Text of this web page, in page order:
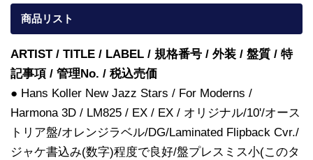
商品リスト
ARTIST / TITLE / LABEL / 規格番号 / 外装 / 盤質 / 特
記事項 / 管理No. / 税込売価
● Hans Koller New Jazz Stars / For Moderns /
Harmona 3D / LM825 / EX / EX / オリジナル/10'/オース
トリア盤/オレンジラベル/DG/Laminated Flipback Cvr./
ジャケ書込み(数字)程度で良好/盤プレスミス小(このタ